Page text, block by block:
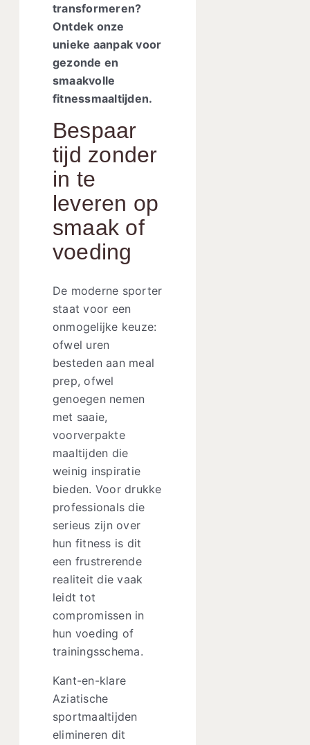
transformeren?
Ontdek onze
unieke aanpak voor
gezonde en
smaakvolle
fitnessmaaltijden.
Bespaar
tijd zonder
in te
leveren op
smaak of
voeding
De moderne sporter
staat voor een
onmogelijke keuze:
ofwel uren
besteden aan meal
prep, ofwel
genoegen nemen
met saaie,
voorverpakte
maaltijden die
weinig inspiratie
bieden. Voor drukke
professionals die
serieus zijn over
hun fitness is dit
een frustrerende
realiteit die vaak
leidt tot
compromissen in
hun voeding of
trainingsschema.
Kant-en-klare
Aziatische
sportmaaltijden
elimineren dit